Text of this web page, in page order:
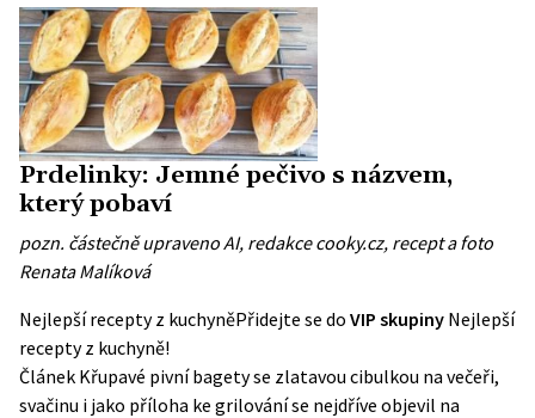
Prdelinky: Jemné pečivo s názvem,
který pobaví
pozn. částečně upraveno AI, redakce cooky.cz, recept a foto
Renata Malíková
Nejlepší recepty z kuchyněPřidejte se do VIP skupiny Nejlepší
recepty z kuchyně!
Článek Křupavé pivní bagety se zlatavou cibulkou na večeři,
svačinu i jako příloha ke grilováníse nejdříve objevil na